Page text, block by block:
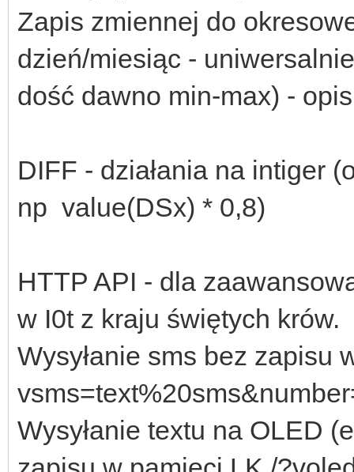
Zapis zmiennej do
dzień/miesiąc -
dość dawno min-max) -
DIFF - działania na intiger
np value(DSx) * 0,8)
HTTP API - dla
w I0t z kraju świętych krów.
Wysyłanie sms bez zapisu
Wysyłanie textu na OLED